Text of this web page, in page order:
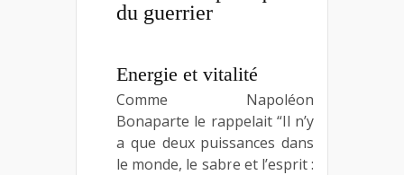
du guerrier
Energie et vitalité
Comme Napoléon
Bonaparte le rappelait “Il n’y
a que deux puissances dans
le monde, le sabre et l’esprit :